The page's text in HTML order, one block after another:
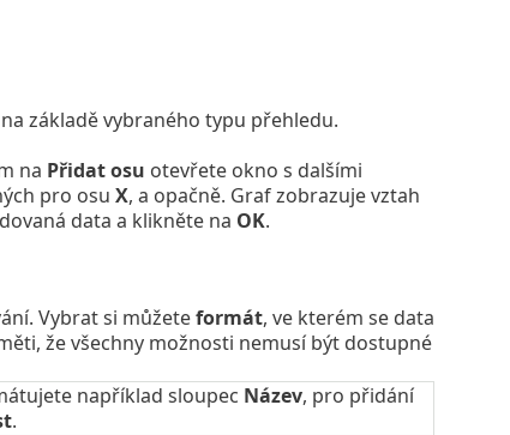
základě vybraného typu přehledu.
na Přidat osu otevřete okno s dalšími
pro osu X, a opačně. Graf zobrazuje vztah
data a klikněte na OK.
Vybrat si můžeteformát, ve kterém se data
že všechny možnosti nemusí být dostupné
například sloupec Název, pro přidání
.